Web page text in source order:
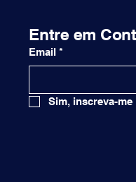
Entre em
Email *
Sim, inscreva-